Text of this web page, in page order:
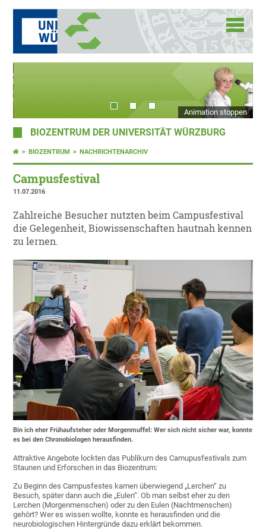
Animation stoppen
BIOZENTRUM DER UNIVERSITÄT WÜRZBURG
BIOZENTRUM NACHRICHTENARCHIV
Campusfestival
11.07.2016
Zahlreiche Besucher nutzten beim Campusfestival
die Gelegenheit, Biowissenschaften hautnah kennen
zu lernen.
Bin ich eher Frühaufsteher oder Morgenmuffel: Wer sich nicht sicher war, konnte
es bei den Chronobiologen herausfinden.
Attraktive Angebote lockten das Publikum des Camupusfestivals zum
Staunen und Erforschen in das Biozentrum:
Zu Beginn des Campusfestes kamen überwiegend „Lerchen“ zu
Besuch, später dann auch die „Eulen“. Ob man selbst eher zu den
Lerchen (Morgenmenschen) oder zu den Eulen (Nachtmenschen)
gehört? Wer es wissen wollte, konnte es herausfinden und die
neurobiologischen Hintergründe dazu erklärt bekommen.